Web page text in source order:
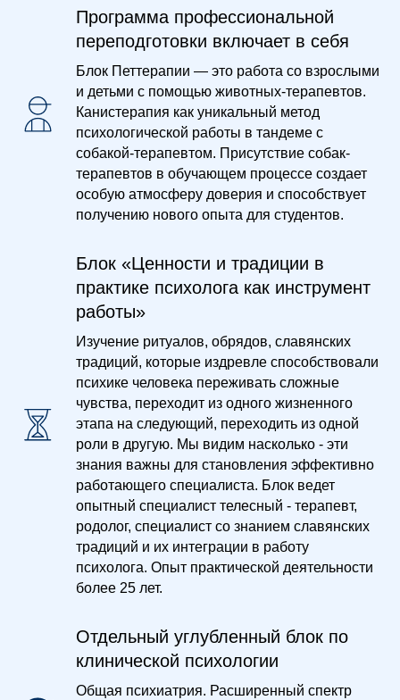
Программа профессиональной
переподготовки включает в себя
Блок Петтерапии — это работа со взрослыми
и детьми с помощью животных-терапевтов.
Канистерапия как уникальный метод
психологической работы в тандеме с
собакой-терапевтом. Присутствие собак-
терапевтов в обучающем процессе создает
особую атмосферу доверия и способствует
получению нового опыта для студентов.
Блок «Ценности и традиции в
практике психолога как инструмент
работы»
Изучение ритуалов, обрядов, славянских
традиций, которые издревле способствовали
психике человека переживать сложные
чувства, переходит из одного жизненного
этапа на следующий, переходить из одной
роли в другую. Мы видим насколько - эти
знания важны для становления эффективно
работающего специалиста. Блок ведет
опытный специалист телесный - терапевт,
родолог, специалист со знанием славянских
традиций и их интеграции в работу
психолога. Опыт практической деятельности
более 25 лет.
Отдельный углубленный блок по
клинической психологии
Общая психиатрия. Расширенный спектр